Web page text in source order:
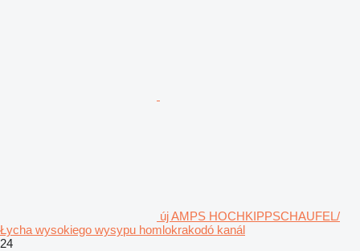
új AMPS HOCHKIPPSCHAUFEL/
Łycha wysokiego wysypu homlokrakodó kanál
24